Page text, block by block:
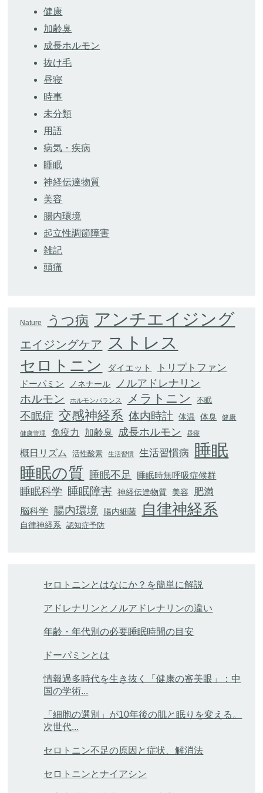
健康
加齢臭
成長ホルモン
抜け毛
昼寝
時事
未分類
用語
病気・疾病
睡眠
神経伝達物質
美容
腸内環境
起立性調節障害
雑記
頭痛
Nature うつ病 アンチエイジング
エイジングケア ストレス
セロトニン ダイエット トリプトファン
ドーパミン ノネナール ノルアドレナリン
ホルモン ホルモンバランス メラトニン 不眠
不眠症 交感神経系 体内時計 体温 体臭 健康
健康管理 免疫力 加齢臭 成長ホルモン 昼寝
概日リズム 活性酸素 生活習慣 生活習慣病 睡眠
睡眠の質 睡眠不足 睡眠時無呼吸症候群
睡眠科学 睡眠障害 神経伝達物質 美容 肥満
脳科学 腸内環境 腸内細菌 自律神経系
自律神経系 認知症予防
セロトニンとはなにか？を簡単に解説
アドレナリンとノルアドレナリンの違い
年齢・年代別の必要睡眠時間の目安
ドーパミンとは
情報過多時代を生き抜く「健康の審美眼」：中
国の学術...
「細胞の選別」が10年後の肌と眠りを変える。
次世代...
セロトニン不足の原因と症状、解消法
セロトニンとナイアシン